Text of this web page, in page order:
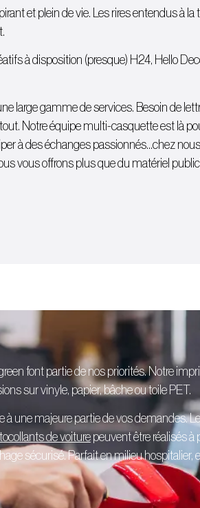
et plein de vie. Les rires entendus à
à disposition (presque) H24, Hello
large gamme de services. Besoin de
Notre équipe multi-casquette est là
à des échanges passionnés…chez
vous offrons plus que du matériel
font partie de nos priorités. Notre
sur vinyle, papier, bâche ou toile PET.
à une majeure partie de vos demandes.
de voiturepeuvent être réalisés à
sécurisé. Parfait en milieu hospitalier,